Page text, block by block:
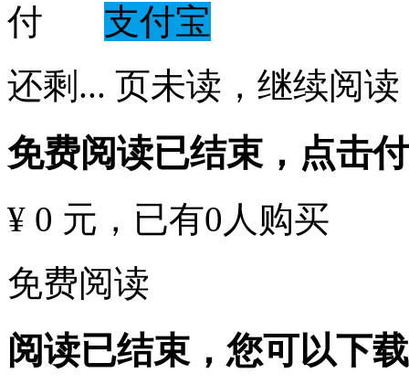
支付宝
还剩 ... 页未读， 继续阅读
免费阅读已结束，点击
¥ 0 元 ，已有0 人购买
免费阅读
阅读已结束，您可以下